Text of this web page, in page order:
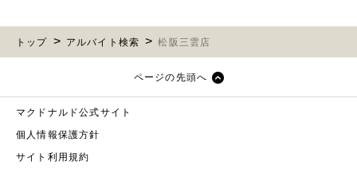
トップ アルバイト検索 松阪三雲店
ページの先頭へ
マクドナルド公式サイト
個人情報保護方針
サイト利用規約